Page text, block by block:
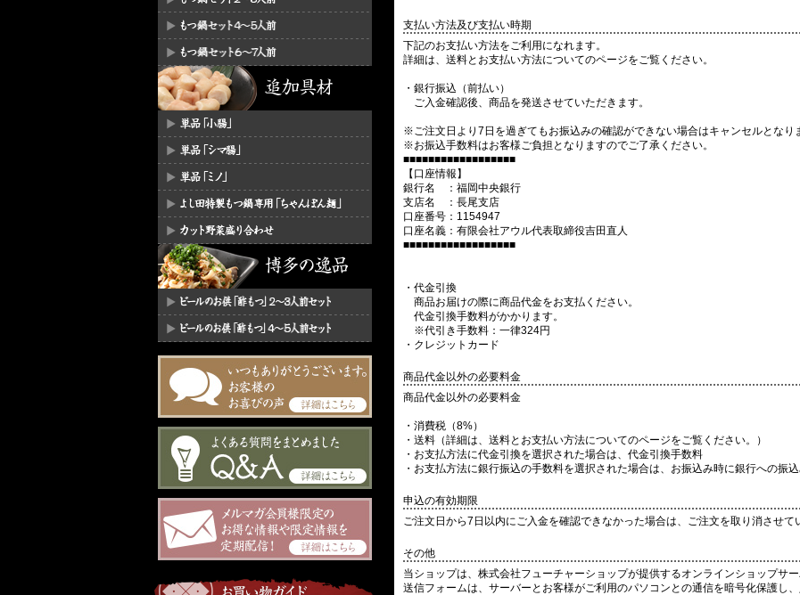
支払い方法及び支払い時期
下記のお支払い方法をご利用になれます。
詳細は、送料とお支払い方法についてのページをご覧ください。
・銀行振込（前払い）
ご入金確認後、商品を発送させていただきます。
※ご注文日より7日を過ぎてもお振込みの確認ができない場合はキャンセルとなり
※お振込手数料はお客様ご負担となりますのでご了承ください。
■■■■■■■■■■■■■■■■■■
【口座情報】
銀行名 ：福岡中央銀行
支店名 ：長尾支店
口座番号：1154947
口座名義：有限会社アウル代表取締役吉田直人
■■■■■■■■■■■■■■■■■■
・代金引換
商品お届けの際に商品代金をお支払ください。
代金引換手数料がかかります。
※代引き手数料：一律324円
・クレジットカード
商品代金以外の必要料金
商品代金以外の必要料金
・消費税（8%）
・送料（詳細は、送料とお支払い方法についてのページをご覧ください。）
・お支払方法に代金引換を選択された場合は、代金引換手数料
・お支払方法に銀行振込の手数料を選択された場合は、お振込み時に銀行への振
申込の有効期限
ご注文日から7日以内にご入金を確認できなかった場合は、ご注文を取り消させて
その他
当ショップは、株式会社フューチャーショップが提供するオンラインショップサー
送信フォームは、サーバーとお客様がご利用のパソコンとの通信を暗号化保護し